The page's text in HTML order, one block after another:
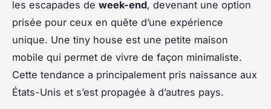
les escapades de week-end, devenant une option
prisée pour ceux en quête d’une expérience
unique. Une tiny house est une petite maison
mobile qui permet de vivre de façon minimaliste.
Cette tendance a principalement pris naissance aux
États-Unis et s’est propagée à d’autres pays.